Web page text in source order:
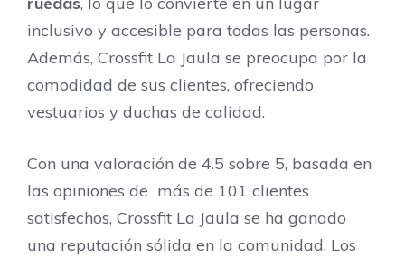
inclusivo y accesible para todas las personas.
Además, Crossfit La Jaula se preocupa por la
comodidad de sus clientes, ofreciendo
vestuarios y duchas de calidad.
Con una valoración de 4.5 sobre 5, basada en
las opiniones de más de 101 clientes
satisfechos, Crossfit La Jaula se ha ganado
una reputación sólida en la comunidad. Los